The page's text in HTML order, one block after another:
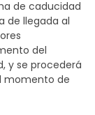
de caducidad
de llegada al
del
y se procederá
momento de